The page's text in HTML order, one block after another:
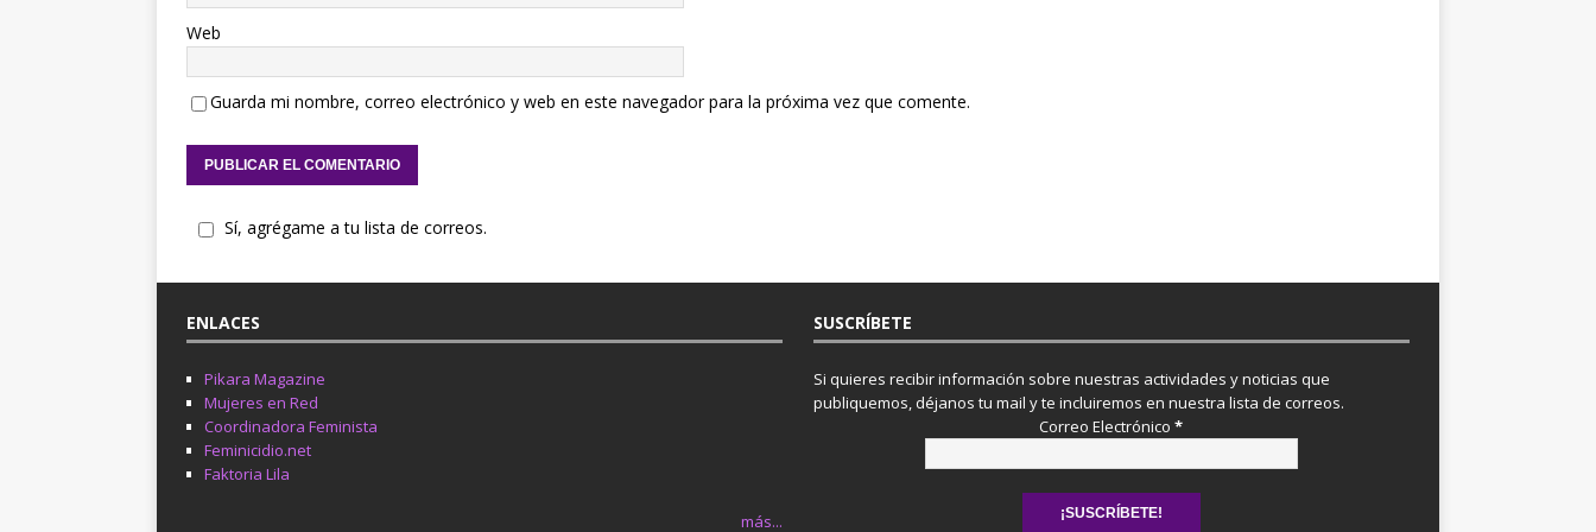
Web
Guarda mi nombre, correo electrónico y web en este navegador para la próxima vez que comente.
Sí, agrégame a tu lista de correos.
ENLACES
Pikara Magazine
Mujeres en Red
Coordinadora Feminista
Feminicidio.net
Faktoria Lila
más...
SUSCRÍBETE
Si quieres recibir información sobre nuestras actividades y noticias que
publiquemos, déjanos tu mail y te incluiremos en nuestra lista de correos.
Correo Electrónico*